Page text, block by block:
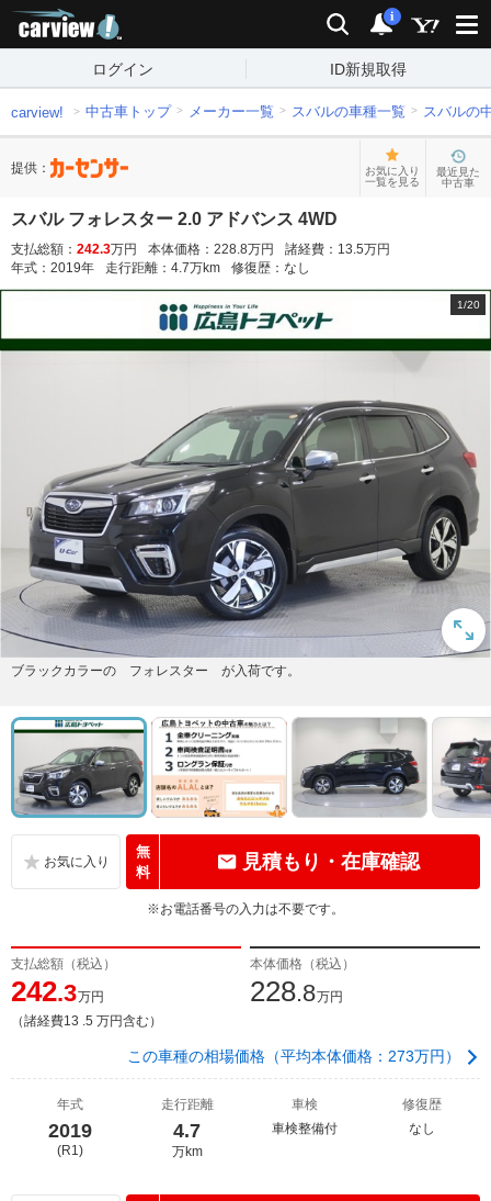
検索 通知
i
ログイン ID新規取得
carview! 中古車トップ メーカー一覧 スバルの車種一覧 スバルの
提供：
お気に入り
一覧を見る
最近見た
中古車
スバル フォレスター 2.0 アドバンス 4WD
支払総額： 242.3万円 本体価格： 228.8万円 諸経費： 13.5万円
年式： 2019年 走行距離： 4.7万km 修復歴： なし
1/20
ブラックカラーの フォレスター が入荷です。
無
料
見積もり・在庫確認
※お電話番号の入力は不要です。
支払総額（税込）
242.3万円
（諸経費13 .5 万円含む）
本体価格（税込）
228.8万円
この車種の相場価格（平均本体価格：273万円）
年式
2019
(R1)
走行距離
4.7
万km
車検
車検整備付
修復歴
なし